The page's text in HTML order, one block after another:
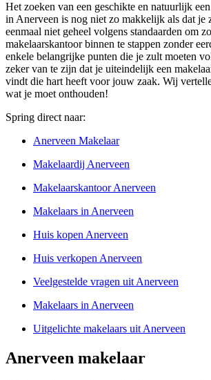
Het zoeken van een geschikte en natuurlijk
in Anerveen is nog niet zo makkelijk als dat je
eenmaal niet geheel volgens standaarden om
makelaarskantoor binnen te stappen zonder
enkele belangrijke punten die je zult moeten
zeker van te zijn dat je uiteindelijk een
vindt die hart heeft voor jouw zaak. Wij
wat je moet onthouden!
Spring direct naar:
Anerveen Makelaar
Makelaardij Anerveen
Makelaarskantoor Anerveen
Makelaars in Anerveen
Huis kopen Anerveen
Huis verkopen Anerveen
Veelgestelde vragen uit Anerveen
Makelaars in Anerveen
Uitgelichte makelaars uit Anerveen
Anerveen makelaar